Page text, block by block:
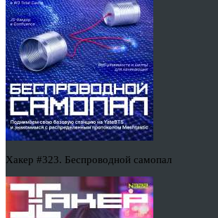
Хакер #323. Беспроводной самопал